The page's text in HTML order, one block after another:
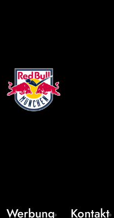
Werbung Kontakt